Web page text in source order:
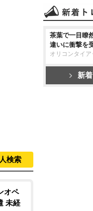
検索
オペ
未経
茶葉で一目瞭
違いに衝撃を
オリコンタイア
新